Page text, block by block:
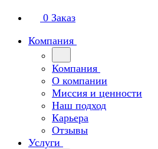
0 Заказ
Компания
Компания
О компании
Миссия и ценности
Наш подход
Карьера
Отзывы
Услуги